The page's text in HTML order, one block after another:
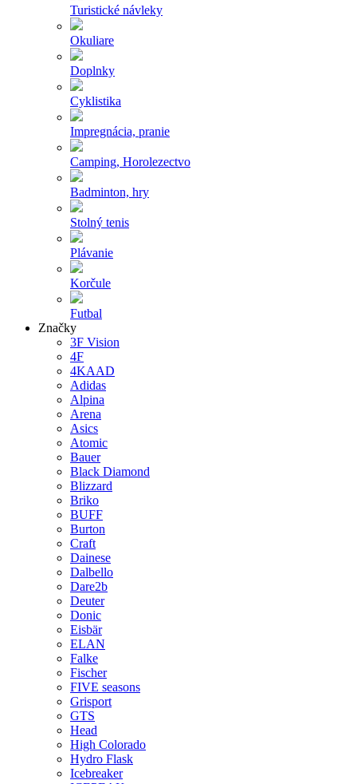
Turistické návleky
Okuliare
Doplnky
Cyklistika
Impregnácia, pranie
Camping, Horolezectvo
Badminton, hry
Stolný tenis
Plávanie
Korčule
Futbal
Značky
3F Vision
4F
4KAAD
Adidas
Alpina
Arena
Asics
Atomic
Bauer
Black Diamond
Blizzard
Briko
BUFF
Burton
Craft
Dainese
Dalbello
Dare2b
Deuter
Donic
Eisbär
ELAN
Falke
Fischer
FIVE seasons
Grisport
GTS
Head
High Colorado
Hydro Flask
Icebreaker